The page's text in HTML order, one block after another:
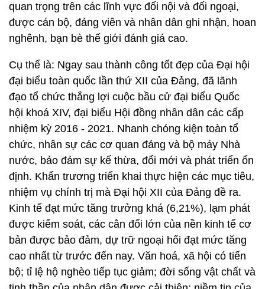
quan trọng trên các lĩnh vực đối nội và đối ngoại,
được cán bộ, đảng viên và nhân dân ghi nhận, hoan
nghênh, bạn bè thế giới đánh giá cao.
Cụ thể là: Ngay sau thành công tốt đẹp của Đại hội
đại biểu toàn quốc lần thứ XII của Đảng, đã lãnh
đạo tổ chức thắng lợi cuộc bầu cử đại biểu Quốc
hội khoá XIV, đại biểu Hội đồng nhân dân các cấp
nhiệm kỳ 2016 - 2021. Nhanh chóng kiện toàn tổ
chức, nhân sự các cơ quan đảng và bộ máy Nhà
nước, bảo đảm sự kế thừa, đổi mới và phát triển ổn
định. Khẩn trương triển khai thực hiện các mục tiêu,
nhiệm vụ chính trị mà Đại hội XII của Đảng đề ra.
Kinh tế đạt mức tăng trưởng khá (6,21%), lạm phát
được kiểm soát, các cân đối lớn của nền kinh tế cơ
bản được bảo đảm, dự trữ ngoại hối đạt mức tăng
cao nhất từ trước đến nay. Văn hoá, xã hội có tiến
bộ; tỉ lệ hộ nghèo tiếp tục giảm; đời sống vật chất và